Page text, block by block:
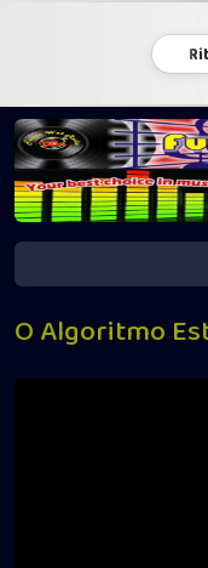
O Algoritmo